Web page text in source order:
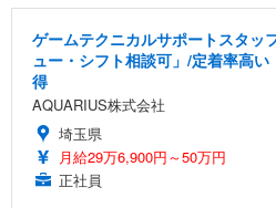
ゲームテクニカルサポートスタッ
ュー・シフト相談可」/定着率高
得
AQUARIUS株式会社
埼玉県
月給29万6,900円～50万円
正社員